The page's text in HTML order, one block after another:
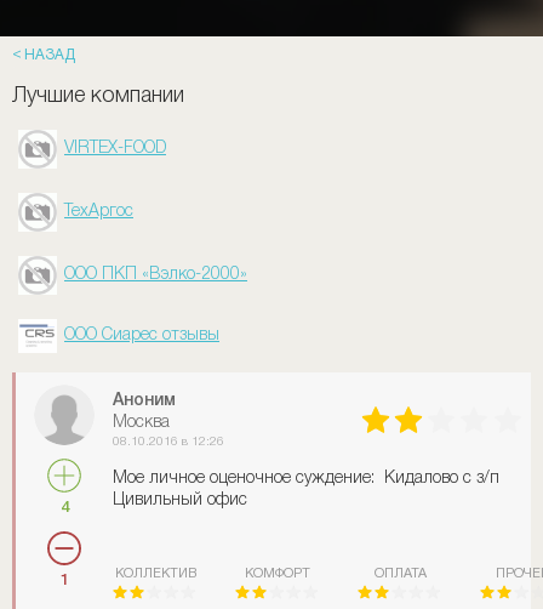
НАЗАД
Лучшие компании
VIRTEX-FOOD
ТехАргос
ООО ПКП «Вэлко-2000»
ООО Сиарес отзывы
4
1
Аноним
Москва
08.10.2016 в 12:26
Мое личное оценочное суждение: Кидалово с з/п
Цивильный офис
КОЛЛЕКТИВ КОМФОРТ ОПЛАТА